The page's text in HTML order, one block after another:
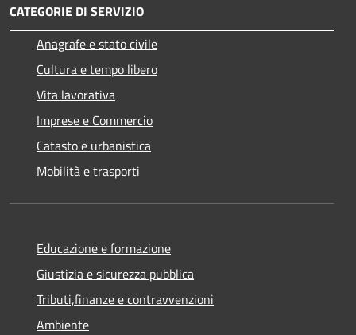
CATEGORIE DI SERVIZIO
Anagrafe e stato civile
Cultura e tempo libero
Vita lavorativa
Imprese e Commercio
Catasto e urbanistica
Mobilità e trasporti
Educazione e formazione
Giustizia e sicurezza pubblica
Tributi,finanze e contravvenzioni
Ambiente